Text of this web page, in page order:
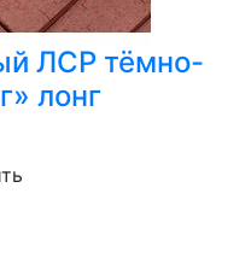
ЛСР тёмно-
лонг